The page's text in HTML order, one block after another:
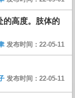
的高度。肢体的
发布时间：22-05-11
发布时间：22-05-11